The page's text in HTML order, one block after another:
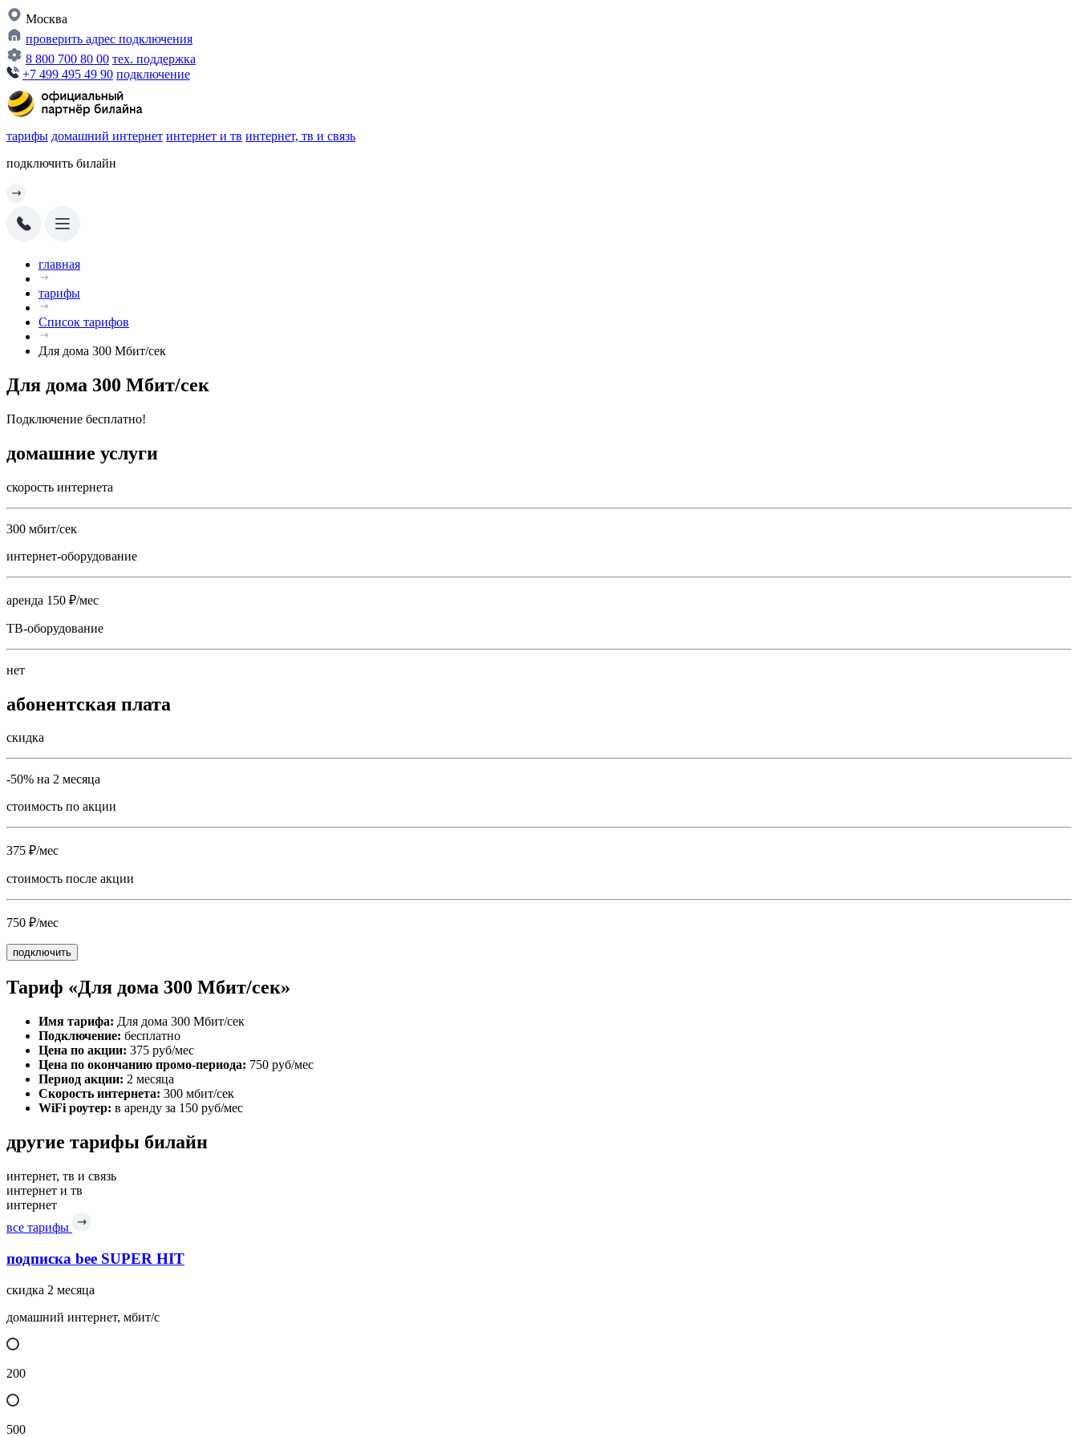
Москва
проверить адрес подключения
8 800 700 80 00 тех. поддержка
+7 499 495 49 90 подключение
тарифы домашний интернет интернет и тв интернет, тв и связь
подключить билайн
главная
тарифы
Список тарифов
Для дома 300 Мбит/сек
Для дома 300 Мбит/сек
Подключение бесплатно!
домашние услуги
скорость интернета
300 мбит/сек
интернет-оборудование
аренда 150 ₽/мес
ТВ-оборудование
нет
абонентская плата
скидка
-50% на 2 месяца
стоимость по акции
375 ₽/мес
стоимость после акции
750 ₽/мес
подключить
Тариф «Для дома 300 Мбит/сек»
Имя тарифа: Для дома 300 Мбит/сек
Подключение: бесплатно
Цена по акции: 375 руб/мес
Цена по окончанию промо-периода: 750 руб/мес
Период акции: 2 месяца
Скорость интернета: 300 мбит/сек
WiFi роутер: в аренду за 150 руб/мес
другие тарифы билайн
интернет, тв и связь
интернет и тв
интернет
все тарифы
подписка bee SUPER HIT
скидка 2 месяца
домашний интернет, мбит/с
200
500